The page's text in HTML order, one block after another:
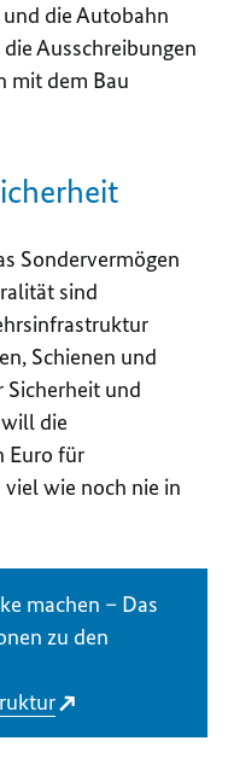
die Autobahn
Ausschreibungen
mit dem Bau
Sondervermögen
sind
Schienen und
Sicherheit und
die
Euro für
wie noch nie in
machen – Das
zu den